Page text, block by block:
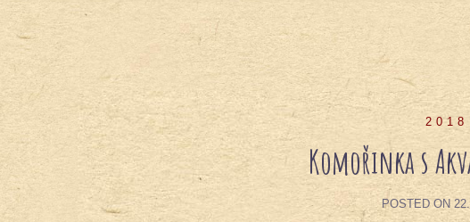
2018
Komořinka s
POSTED ON